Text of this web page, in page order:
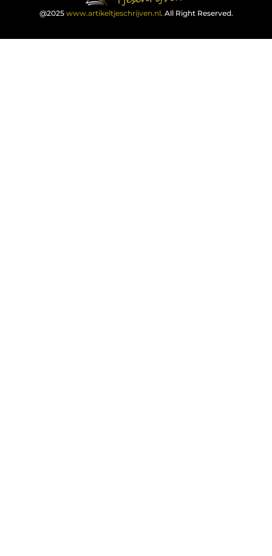
@2025 www.artikeltjeschrijven.nl. All Right Reserved.